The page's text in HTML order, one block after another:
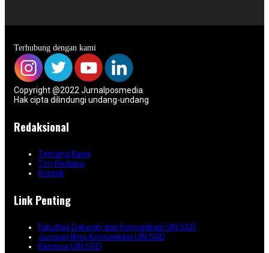
Terhubung dengan kami
Copyright @2022 Jurnalposmedia.
Hak cipta dilindungi undang-undang
Redaksional
Tentang Kami
Tim Redaksi
Kontak
Link Penting
Fakultas Dakwah dan Komunikasi UIN SGD
Jurusan Ilmu Komunikasi UIN SGD
Kampus UIN SGD